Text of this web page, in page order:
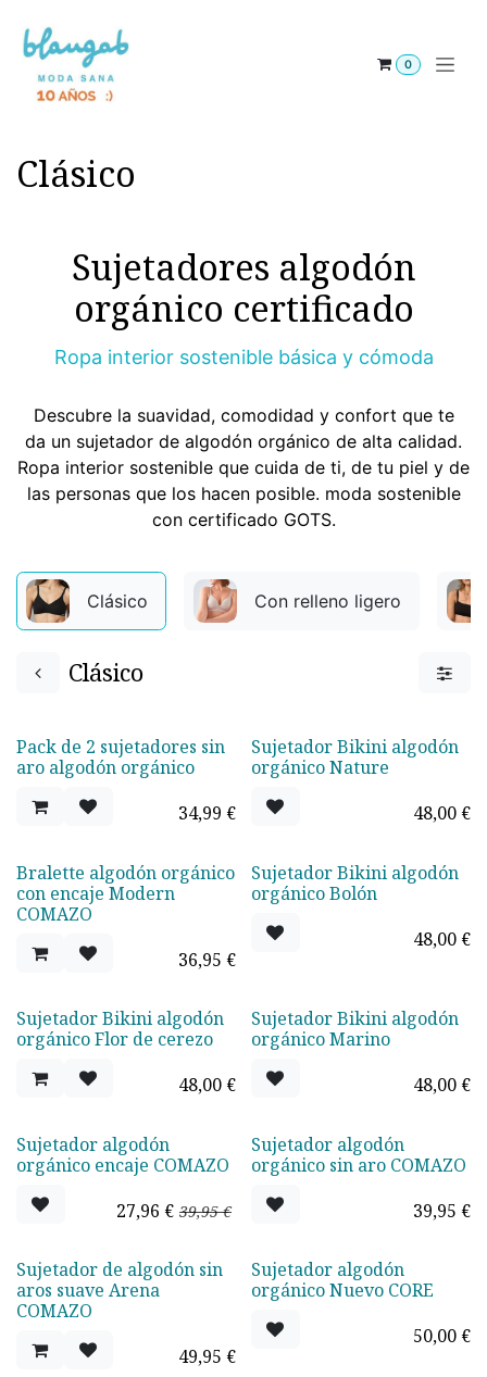
0
Clásico
Sujetadores algodón
orgánico certificado
Ropa interior sostenible básica y cómoda
Descubre la suavidad, comodidad y confort que te
da un sujetador de algodón orgánico de alta calidad.
Ropa interior sostenible que cuida de ti, de tu piel y de
las personas que los hacen posible. moda sostenible
con certificado GOTS.
Clásico Con relleno ligero
Clásico
¡Nuevo!
Pack de 2 sujetadores sin
aro algodón orgánico
34,99 €
Agotado
Sujetador Bikini algodón
orgánico Nature
48,00 €
¡Nuevo!
Bralette algodón orgánico
con encaje Modern
COMAZO
36,95 €
Agotado
Sujetador Bikini algodón
orgánico Bolón
48,00 €
Sujetador Bikini algodón
orgánico Flor de cerezo
48,00 €
Agotado
Sujetador Bikini algodón
orgánico Marino
48,00 €
Oferta -30%
Sujetador algodón
orgánico encaje COMAZO
27,96 € 39,95€ TOP VENTAS
Sujetador algodón
orgánico sin aro COMAZO
39,95 €
Sujetador de algodón sin
aros suave Arena
COMAZO
49,95 €
Sujetador algodón
orgánico Nuevo CORE
50,00 €